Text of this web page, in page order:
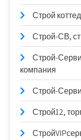
Строй
Строй-СВ,
Строй-
компания
Строй-
Строй12,